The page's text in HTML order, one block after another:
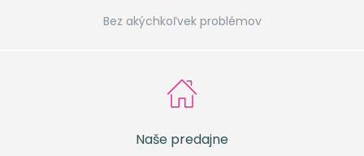
Bez akýchkoľvek problémov
Naše predajne